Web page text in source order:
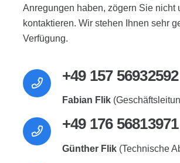
Anregungen haben, zögern Sie nicht
kontaktieren. Wir stehen Ihnen sehr
Verfügung.
+49 157 56932592
Fabian Flik
+49 176 56813971
Günther Flik(Technische